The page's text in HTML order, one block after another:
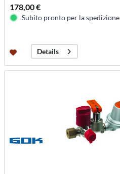
178,00 €
Subito pronto per la spedizione
Details